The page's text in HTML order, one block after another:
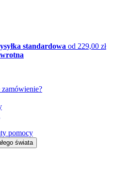
standardowa od 229,00 zł
pomocy